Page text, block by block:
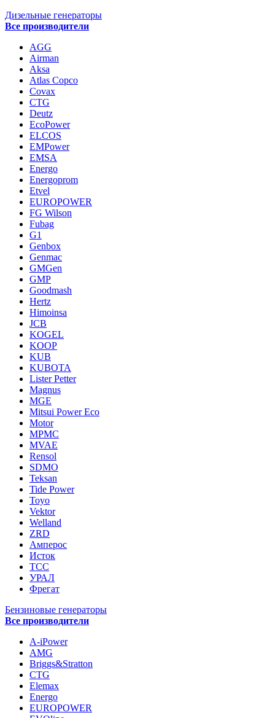
Дизельные генераторы
Все производители
AGG
Airman
Aksa
Atlas Copco
Covax
CTG
Deutz
EcoPower
ELCOS
EMPower
EMSA
Energo
Energoprom
Etvel
EUROPOWER
FG Wilson
Fubag
G1
Genbox
Genmac
GMGen
GMP
Goodmash
Hertz
Himoinsa
JCB
KOGEL
KOOP
KUB
KUBOTA
Lister Petter
Magnus
MGE
Mitsui Power Eco
Motor
MPMC
MVAE
Rensol
SDMO
Teksan
Tide Power
Toyo
Vektor
Welland
ZRD
Амперос
Исток
ТСС
УРАЛ
Фрегат
Бензиновые генераторы
Все производители
A-iPower
AMG
Briggs&Stratton
CTG
Elemax
Energo
EUROPOWER